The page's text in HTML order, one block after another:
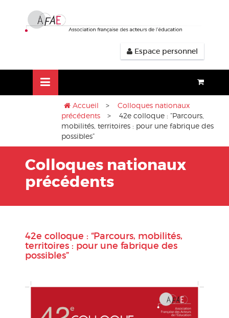
contenu
Espace personnel
Accueil > Colloques nationaux
précédents
> 42e colloque : “Parcours,
mobilités, territoires : pour une fabrique des
possibles”
Colloques nationaux
précédents
42e colloque : “Parcours, mobilités,
territoires : pour une fabrique des
possibles”